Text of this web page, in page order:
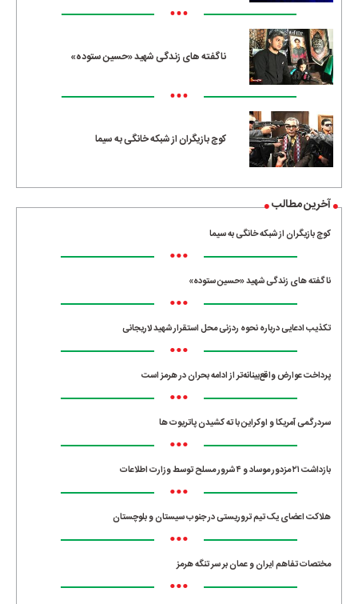
•••
ناگفته های زندگی شهید «حسین ستوده»
•••
کوچ بازیگران از شبکه خانگی به سیما
آخرین مطالب
کوچ بازیگران از شبکه خانگی به سیما
•••
ناگفته های زندگی شهید «حسین ستوده»
•••
تکذیب ادعایی درباره نحوه ردزنی محل استقرار شهید لاریجانی
•••
پرداخت عوارض واقع‌بینانه‌تر از ادامه بحران در هرمز است
•••
سردرگمی آمریکا و اوکراین با ته کشیدن پاتریوت ها
•••
بازداشت ۲۱ مزدور موساد و ۴ شرور مسلح توسط وزارت اطلاعات
•••
هلاکت اعضای یک تیم تروریستی در جنوب سیستان و بلوچستان
•••
مختصات تفاهم ایران و عمان بر سر تنگه هرمز
•••